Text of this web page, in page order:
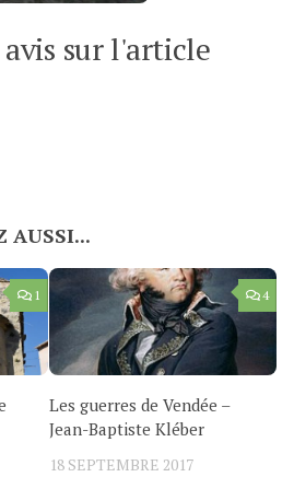
sur l'article
AUSSI...
1 4
Les guerres de Vendée –
Jean-Baptiste Kléber
18 SEPTEMBRE 2017